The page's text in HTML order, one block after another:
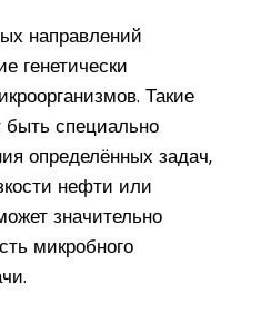
направлений
генетически
Такие
быть специально
определённых задач,
нефти или
значительно
микробного